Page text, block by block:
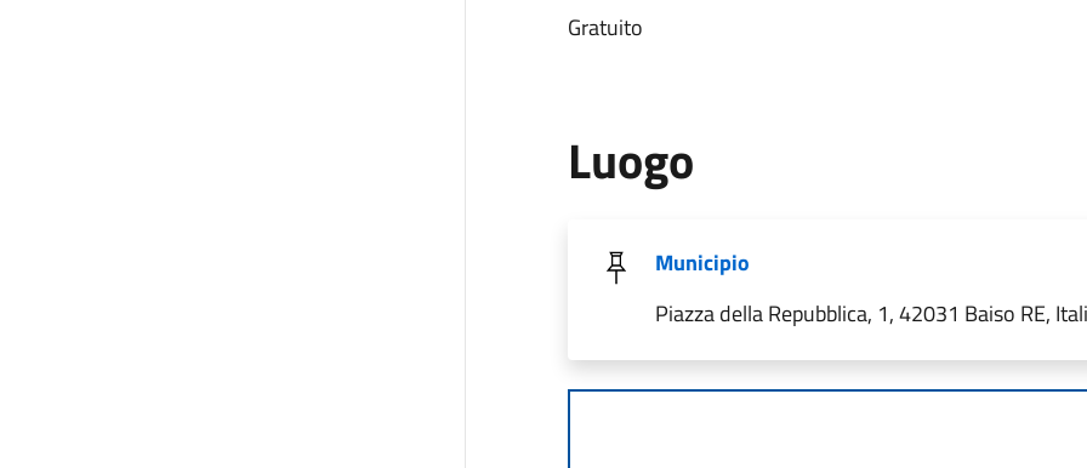
Gratuito
Luogo
Municipio
Piazza della Repubblica, 1, 42031 Baiso RE,